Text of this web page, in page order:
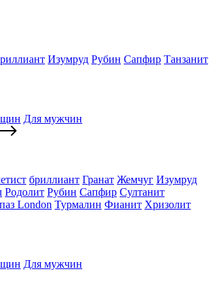
Изумруд Рубин Сапфир Танзанит
Для мужчин
бриллиант Гранат Жемчуг Изумруд
Родолит Рубин Сапфир Султанит
London Турмалин Фианит Хризолит
Для мужчин